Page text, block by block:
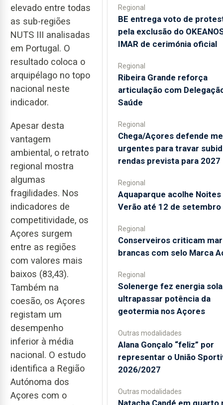
elevado entre todas
as sub-regiões
NUTS III analisadas
em Portugal. O
resultado coloca o
arquipélago no topo
nacional neste
indicador.
Apesar desta
vantagem
ambiental, o retrato
regional mostra
algumas
fragilidades. Nos
indicadores de
competitividade, os
Açores surgem
entre as regiões
com valores mais
baixos (83,43).
Também na
coesão, os Açores
registam um
desempenho
inferior à média
nacional. O estudo
identifica a Região
Autónoma dos
Açores com o
Regional
BE entrega voto de
pela exclusão do
IMAR de cerimónia oficial
Regional
Ribeira Grande reforça
articulação com
Saúde
Regional
Chega/Açores defende
urgentes para travar
rendas prevista para 2027
Regional
Aquaparque acolhe Noites
Verão até 12 de setembro
Regional
Conserveiros criticam
brancas com selo Marca
Regional
Solenerge fez energia
ultrapassar potência da
geotermia nos Açores
Outras modalidades
Alana Gonçalo “feliz” por
representar o União
2026/2027
Outras modalidades
Natacha Candé em quarto